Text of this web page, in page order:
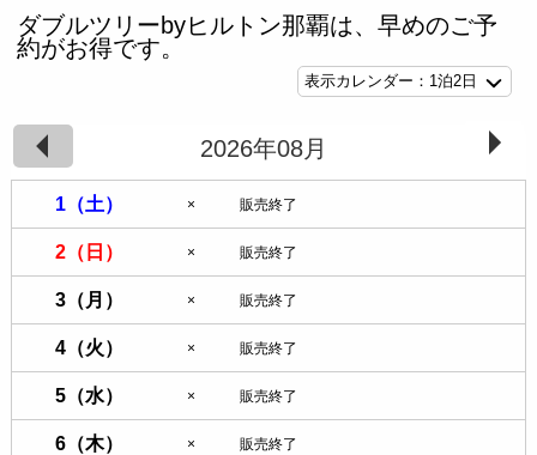
ダブルツリーbyヒルトン那覇は、早めのご予
約がお得です。
2026年08月
1泊2日
1（土） × 販売終了
2（日） × 販売終了
3（月） × 販売終了
4（火） × 販売終了
5（水） × 販売終了
6（木） × 販売終了